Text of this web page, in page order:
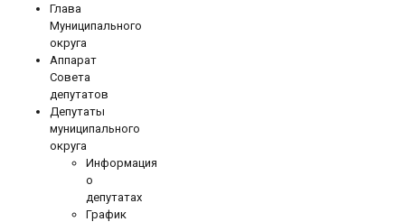
Глава
Муниципального
округа
Аппарат
Совета
депутатов
Депутаты
муниципального
округа
Информация
о
депутатах
График